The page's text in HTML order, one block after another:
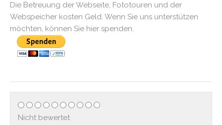
Die Betreuung der Webseite, Fototouren und der
Webspeicher kosten Geld. Wenn Sie uns unterstützen
möchten, können Sie hier spenden.
Nicht bewertet